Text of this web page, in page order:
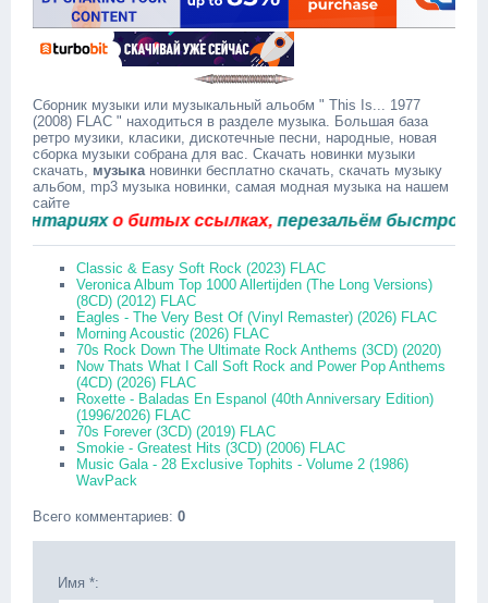
Сборник музыки или музыкальный альобм " This Is... 1977
(2008) FLAC " находиться в разделе музыка. Большая база
ретро музики, класики, дискотечные песни, народные, новая
сборка музыки собрана для вас. Скачать новинки музыки
скачать, музыкановинки бесплатно скачать, скачать музыку
альбом, mp3 музыка новинки, самая модная музыка на нашем
сайте
о битых ссылках,перезальём быстро.
Classic & Easy Soft Rock (2023) FLAC
Veronica Album Top 1000 Allertijden (The Long Versions)
(8CD) (2012) FLAC
Eagles - The Very Best Of (Vinyl Remaster) (2026) FLAC
Morning Acoustic (2026) FLAC
70s Rock Down The Ultimate Rock Anthems (3CD) (2020)
Now Thats What I Call Soft Rock and Power Pop Anthems
(4CD) (2026) FLAC
Roxette - Baladas En Espanol (40th Anniversary Edition)
(1996/2026) FLAC
70s Forever (3CD) (2019) FLAC
Smokie - Greatest Hits (3CD) (2006) FLAC
Music Gala - 28 Exclusive Tophits - Volume 2 (1986)
WavPack
Всего комментариев: 0
Имя *: